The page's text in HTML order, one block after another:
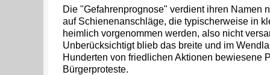
Die "Gefahrenprognose" verdient ihren Namen
auf Schienenanschläge, die typischerweise in
heimlich vorgenommen werden, also nicht
Unberücksichtigt blieb das breite und im
Hunderten von friedlichen Aktionen bewiesene
Bürgerproteste.